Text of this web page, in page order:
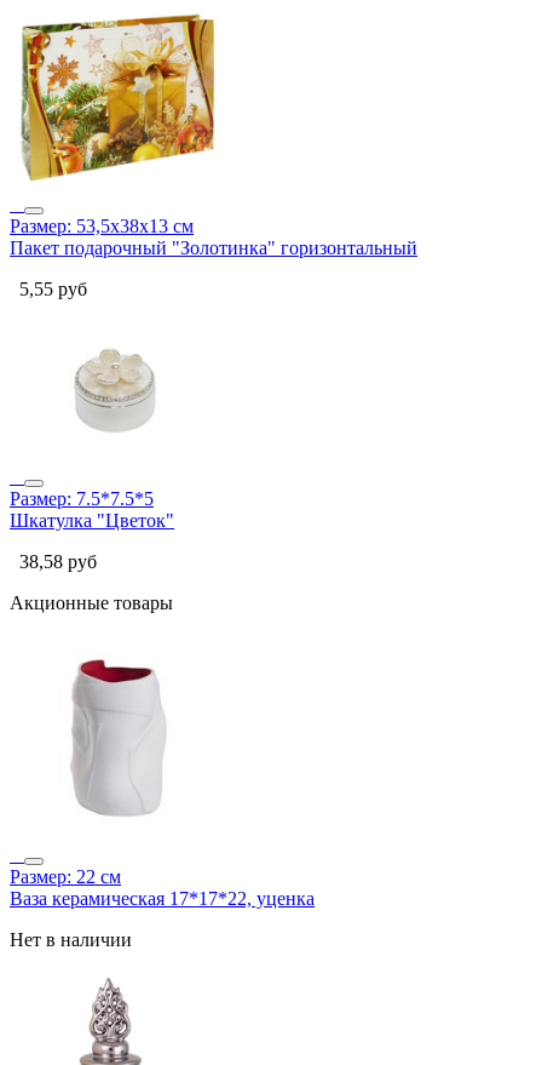
Размер: 53,5х38х13 см
Пакет подарочный "Золотинка" горизонтальный
5,55 руб
Размер: 7.5*7.5*5
Шкатулка "Цветок"
38,58 руб
Акционные товары
Размер: 22 см
Ваза керамическая 17*17*22, уценка
Нет в наличии